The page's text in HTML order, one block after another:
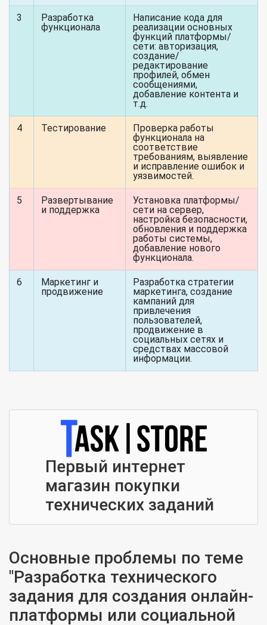
3
Разработка
функционала
Написание кода для
реализации основных
функций платформы/
сети: авторизация,
создание/
редактирование
профилей, обмен
сообщениями,
добавление контента и
т.д.
4 Тестирование
Проверка работы
функционала на
соответствие
требованиям, выявление
и исправление ошибок и
уязвимостей.
5
Развертывание
и поддержка
Установка платформы/
сети на сервер,
настройка безопасности,
обновления и поддержка
работы системы,
добавление нового
функционала.
6
Маркетинг и
продвижение
Разработка стратегии
маркетинга, создание
кампаний для
привлечения
пользователей,
продвижение в
социальных сетях и
средствах массовой
информации.
Первый интернет
магазин покупки
технических заданий
Основные проблемы по теме
"Разработка технического
задания для создания онлайн-
платформы или социальной